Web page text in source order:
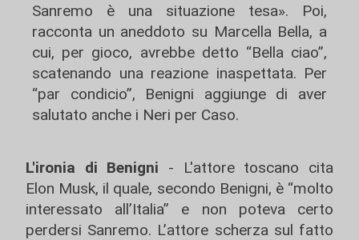
Sanremo è una situazione tesa». Poi,
racconta un aneddoto su Marcella Bella, a
cui, per gioco, avrebbe detto “Bella ciao”,
scatenando una reazione inaspettata. Per
“par condicio”, Benigni aggiunge di aver
salutato anche i Neri per Caso.
L'ironia di Benigni - L'attore toscano cita
Elon Musk, il quale, secondo Benigni, è “molto
interessato all’Italia” e non poteva certo
perdersi Sanremo. L’attore scherza sul fatto